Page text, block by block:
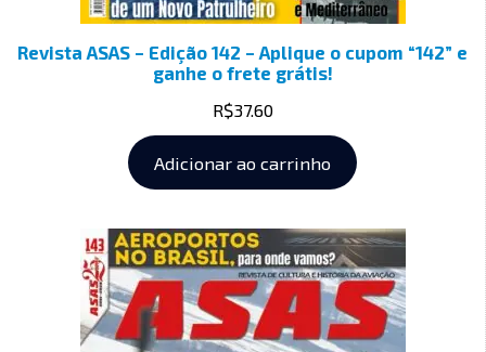
Revista ASAS – Edição 142 – Aplique o cupom “142” e
ganhe o frete grátis!
R$37.60
Adicionar ao carrinho